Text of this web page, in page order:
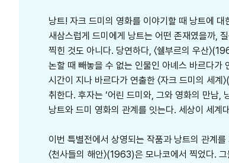
낭트! 자크 드미의 영화를 이야기할 때 낭트에
새삼스럽게 드미에게 낭트는 어떤 존재였을까,
찍힌 것도 아니다. 당연하다, 〈쉘부르의 우산〉
논할 때 빼놓을 수 없는 인물인 아녜스 바르다가
시간이 지나 바르다가 연출한 〈자크 드미의 세
취한다. 후자는 ‘어린 드미와, 그와 영화의 만남,
낭트와 드미 영화의 관계를 잇는다. 세상이 세계
이번 특별전에서 상영되는 작품과 낭트의 관계
〈천사들의 해안〉(1963)은 모나코에서 찍었다.